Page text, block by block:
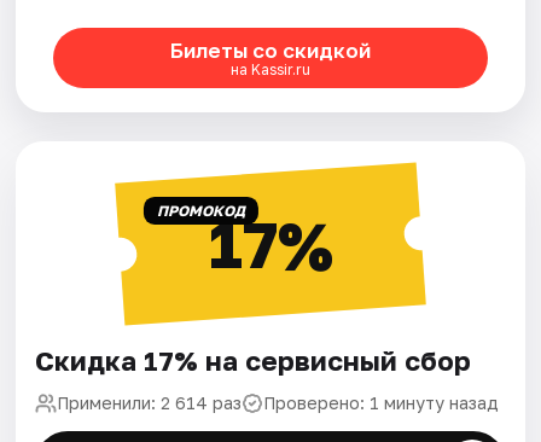
Билеты со скидкой
на Kassir.ru
ПРОМОКОД17%
Скидка 17% на сервисный сбор
Применили: 2 614 раз Проверено: 1 минуту назад